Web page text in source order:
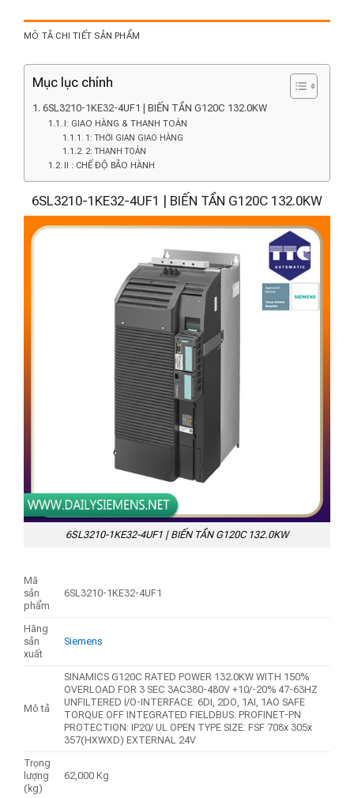
MÔ TẢ CHI TIẾT SẢN PHẨM
Mục lục chính
6SL3210-1KE32-4UF1 | BIẾN TẦN G120C 132.0KW
I: GIAO HÀNG & THANH TOÁN
1: THỜI GIAN GIAO HÀNG
2: THANH TOÁN
II : CHẾ ĐỘ BẢO HÀNH
6SL3210-1KE32-4UF1 | BIẾN TẦN G120C 132.0KW
6SL3210-1KE32-4UF1 | BIẾN TẦN G120C 132.0KW
Mã
sản
phẩm
6SL3210-1KE32-4UF1
Hãng
sản
xuất
Siemens
Mô tả
SINAMICS G120C RATED POWER 132.0KW WITH 150%
OVERLOAD FOR 3 SEC 3AC380-480V +10/-20% 47-63HZ
UNFILTERED I/O-INTERFACE: 6DI, 2DO, 1AI, 1AO SAFE
TORQUE OFF INTEGRATED FIELDBUS: PROFINET-PN
PROTECTION: IP20/ UL OPEN TYPE SIZE: FSF 708x 305x
357(HXWXD) EXTERNAL 24V
Trọng
lượng
(kg)
62,000 Kg